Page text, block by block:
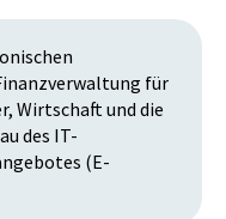
für
Wirtschaft und die
des IT-
(E-